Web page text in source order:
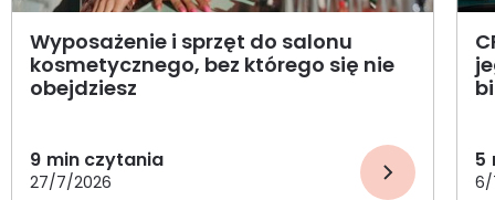
Wyposażenie i sprzęt do salonu
kosmetycznego, bez którego się nie
obejdziesz
9 min czytania
27/7/2026
5
6/